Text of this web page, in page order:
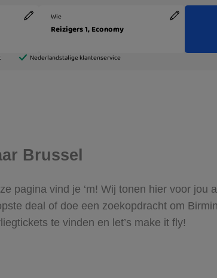
Brussel
pagina vind je ‘m! Wij tonen hier voor jou
deal of doe een zoekopdracht om
te vinden en let’s make it fly!